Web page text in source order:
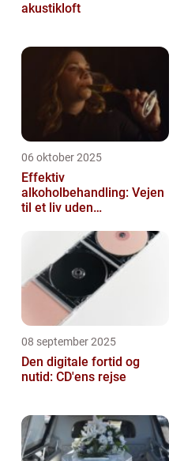
akustikloft
06 oktober 2025
Effektiv
alkoholbehandling: Vejen
til et liv uden
08 september 2025
Den digitale fortid og
nutid: CD'ens rejse